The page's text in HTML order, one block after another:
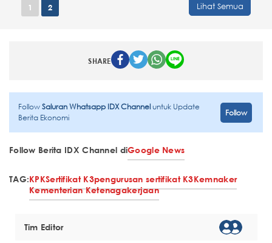
1 2 Lihat Semua
SHARE
FollowSaluran Whatsapp IDX Channeluntuk Update
Berita Ekonomi
Follow
Follow Berita IDX Channel diGoogle News
TAG:KPKSertifikat K3pengurusan sertifikat K3Kemnaker
Kementerian Ketenagakerjaan
Tim Editor